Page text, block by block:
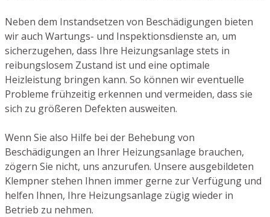
Neben dem Instandsetzen von Beschädigungen bieten
wir auch Wartungs- und Inspektionsdienste an, um
sicherzugehen, dass Ihre Heizungsanlage stets in
reibungslosem Zustand ist und eine optimale
Heizleistung bringen kann. So können wir eventuelle
Probleme frühzeitig erkennen und vermeiden, dass sie
sich zu größeren Defekten ausweiten.
Wenn Sie also Hilfe bei der Behebung von
Beschädigungen an Ihrer Heizungsanlage brauchen,
zögern Sie nicht, uns anzurufen. Unsere ausgebildeten
Klempner stehen Ihnen immer gerne zur Verfügung und
helfen Ihnen, Ihre Heizungsanlage zügig wieder in
Betrieb zu nehmen.